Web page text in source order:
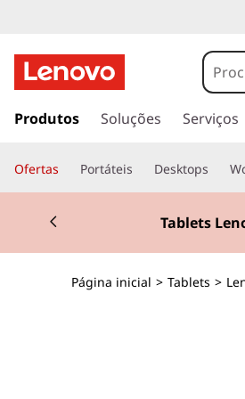
e
n
o
v
T
a
a
r
r
Produtos Soluções Serviços
Ofertas Portáteis Desktops
Tablets
Currently displaying item 2 of
Página inicial > Tablets >